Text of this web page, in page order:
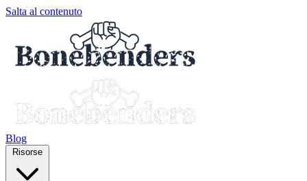
Salta al contenuto
Blog